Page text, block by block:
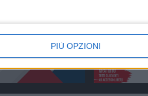
PIÙ OPZIONI